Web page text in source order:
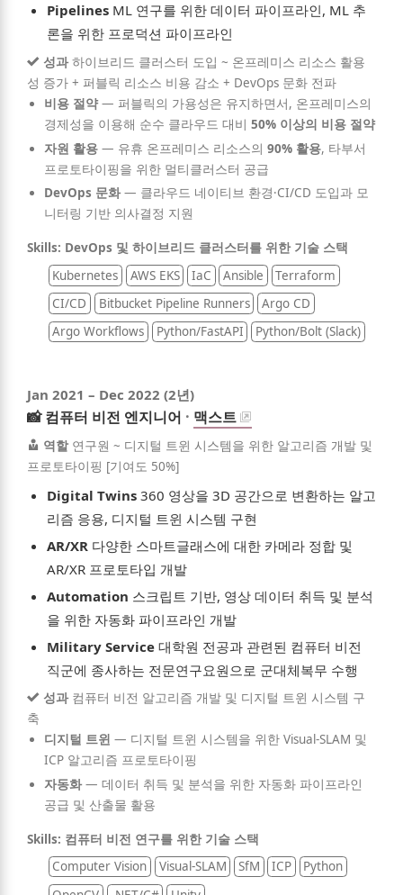
PipelinesML 연구를 위한 데이터 파이프라인, ML 추
론을 위한 프로덕션 파이프라인
성과 하이브리드 클러스터 도입 ~ 온프레미스 리소스 활용
성 증가 + 퍼블릭 리소스 비용 감소 + DevOps 문화 전파
비용 절약— 퍼블릭의 가용성은 유지하면서, 온프레미스의
경제성을 이용해 순수 클라우드 대비 50% 이상의 비용 절약
자원 활용— 유휴 온프레미스 리소스의 90% 활용, 타부서
프로토타이핑을 위한 멀티클러스터 공급
DevOps 문화— 클라우드 네이티브 환경·CI/CD 도입과 모
니터링 기반 의사결정 지원
Skills: DevOps 및 하이브리드 클러스터를 위한 기술 스택
Kubernetes
AWS EKS IaC Ansible
Terraform
CI/CD
Bitbucket Pipeline Runners
Argo CD
Argo Workflows
Python/FastAPI Python/Bolt (Slack)
Jan 2021 – Dec 2022 (2년)
📸컴퓨터 비전 엔지니어 · 맥스트
역할 연구원 ~ 디지털 트윈 시스템을 위한 알고리즘 개발 및
프로토타이핑 [기여도 50%]
Digital Twins360 영상을 3D 공간으로 변환하는 알고
리즘 응용, 디지털 트윈 시스템 구현
AR/XR다양한 스마트글래스에 대한 카메라 정합 및
AR/XR 프로토타입 개발
Automation 스크립트 기반, 영상 데이터 취득 및 분석
을 위한 자동화 파이프라인 개발
Military Service대학원 전공과 관련된 컴퓨터 비전
직군에 종사하는 전문연구요원으로 군대체복무 수행
성과 컴퓨터 비전 알고리즘 개발 및 디지털 트윈 시스템 구
축
디지털 트윈 — 디지털 트윈 시스템을 위한 Visual-SLAM 및
ICP 알고리즘 프로토타이핑
자동화— 데이터 취득 및 분석을 위한 자동화 파이프라인
공급 및 산출물 활용
Skills: 컴퓨터 비전 연구를 위한 기술 스택
Computer Vision
Visual-SLAM SfM ICP
Python